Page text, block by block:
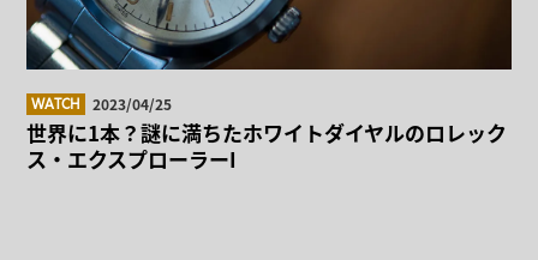
WATCH 2023/04/25
世界に1本？謎に満ちたホワイトダイヤルのロレック
ス・エクスプローラーI